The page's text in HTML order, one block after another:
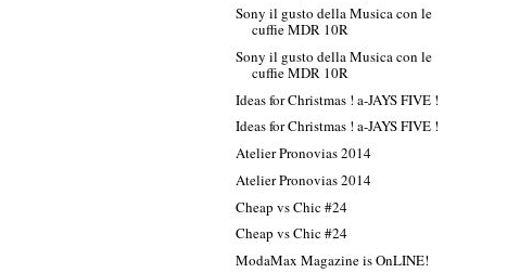
Sony il gusto della Musica con le
cuffie MDR 10R
Sony il gusto della Musica con le
cuffie MDR 10R
Ideas for Christmas ! a-JAYS FIVE !
Ideas for Christmas ! a-JAYS FIVE !
Atelier Pronovias 2014
Atelier Pronovias 2014
Cheap vs Chic #24
Cheap vs Chic #24
ModaMax Magazine is OnLINE!